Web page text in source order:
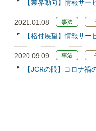
【業界動向】情報サ
2021.01.08
【格付展望】情報サー
2020.09.09
【JCRの眼】コロナ禍